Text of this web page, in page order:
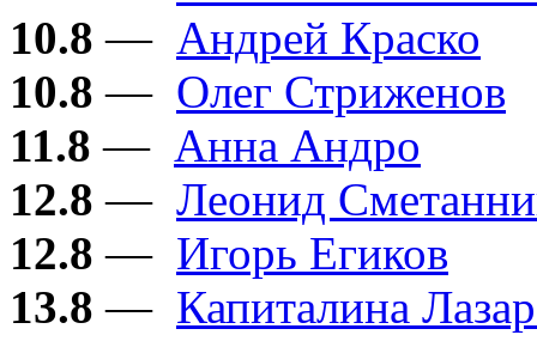
10.8 — Андрей Краско
10.8 — Олег Стриженов
11.8 — Анна Андро
12.8 — Леонид
12.8 — Игорь Егиков
13.8 — Капиталина